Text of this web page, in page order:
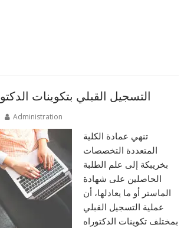
التسجيل القبلي بتكوينات الدكتوراه
Administration
تنهي عمادة الكلية
المتعددة التخصصات
بخريبكة إلى علم الطلبة
الحاصلين على شهادة
الماستر أو ما يعادلها، أن
عملية التسجيل القبلي
بمختلف تكوينات الدكتوراه